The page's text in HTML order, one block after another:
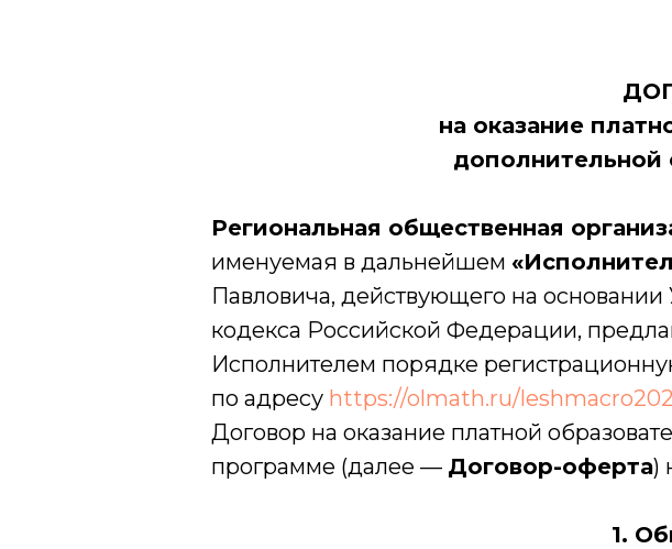
на оказание
дополнительной
Региональная общественная
именуемая в дальнейшем
Павловича, действующего на основании
кодекса Российской Федерации,
Исполнителем порядке
по адресу https://olmath.ru/
Договор на оказание платной
программе (далее — Договор-оферта)
1.